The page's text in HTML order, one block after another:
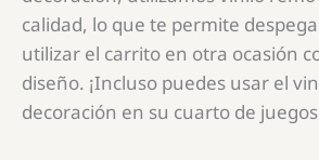
calidad, lo que te permite
utilizar el carrito en otra ocasión
diseño. ¡Incluso puedes usar el
decoración en su cuarto de